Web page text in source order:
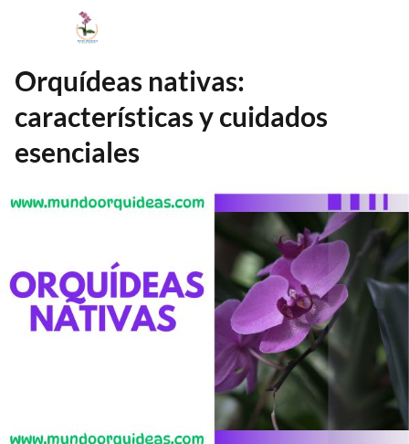
Orquídeas nativas:
características y cuidados
esenciales